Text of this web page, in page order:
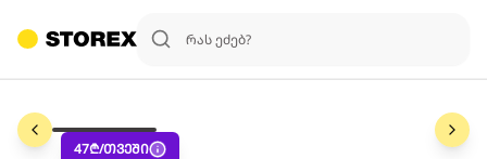
47₾/თვეში